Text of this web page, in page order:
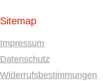
Sitemap
Impressum
Datenschutz
Widerrufsbestimmungen